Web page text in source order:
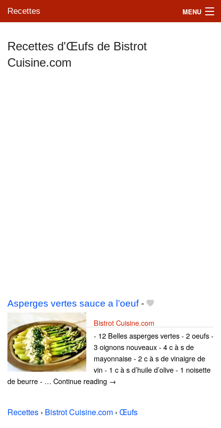
Recettes MENU
Mes blogs préférés
Recettes d'Œufs de Bistrot
Cuisine.com
Asperges vertes sauce a l’oeuf-
Bistrot Cuisine.com
- 12 Belles asperges vertes - 2 oeufs -
3 oignons nouveaux - 4 c à s de
mayonnaise - 2 c à s de vinaigre de
vin - 1 c à s d’huile d’olive - 1 noisette
de beurre - … Continue reading →
Recettes › Bistrot Cuisine.com › Œufs